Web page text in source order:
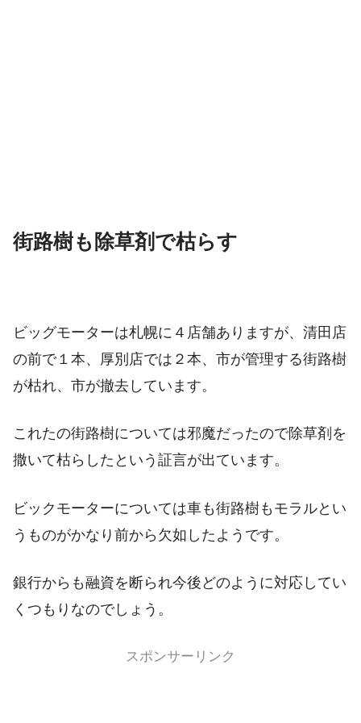
街路樹も除草剤で枯らす
ビッグモーターは札幌に４店舗ありますが、清田店
の前で１本、厚別店では２本、市が管理する街路樹
が枯れ、市が撤去しています。
これたの街路樹については邪魔だったので除草剤を
撒いて枯らしたという証言が出ています。
ビックモーターについては車も街路樹もモラルとい
うものがかなり前から欠如したようです。
銀行からも融資を断られ今後どのように対応してい
くつもりなのでしょう。
スポンサーリンク